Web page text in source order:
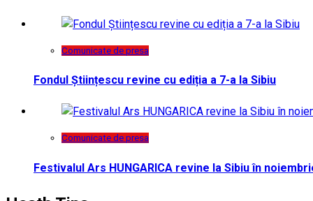
Comunicate de presa
Fondul Științescu revine cu ediția a 7-a la Sibiu
Comunicate de presa
Festivalul Ars HUNGARICA revine la Sibiu în